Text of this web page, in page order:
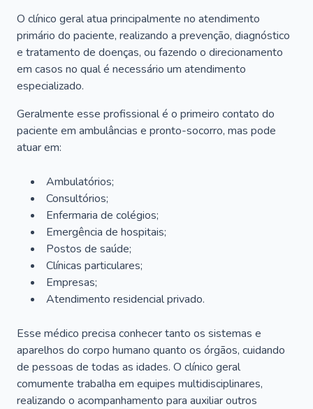
O clínico geral atua principalmente no atendimento
primário do paciente, realizando a prevenção, diagnóstico
e tratamento de doenças, ou fazendo o direcionamento
em casos no qual é necessário um atendimento
especializado.
Geralmente esse profissional é o primeiro contato do
paciente em ambulâncias e pronto-socorro, mas pode
atuar em:
Ambulatórios;
Consultórios;
Enfermaria de colégios;
Emergência de hospitais;
Postos de saúde;
Clínicas particulares;
Empresas;
Atendimento residencial privado.
Esse médico precisa conhecer tanto os sistemas e
aparelhos do corpo humano quanto os órgãos, cuidando
de pessoas de todas as idades. O clínico geral
comumente trabalha em equipes multidisciplinares,
realizando o acompanhamento para auxiliar outros